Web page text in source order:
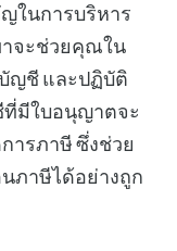
ในการบริหาร
จะช่วยคุณใน
ญชี และปฏิบัติ
ที่มีใบอนุญาตจะ
ารภาษี ซึ่งช่วย
ภาษีได้อย่างถูก